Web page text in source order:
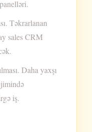
Təkrarlanan
sales CRM
Daha yaxşı
iş.